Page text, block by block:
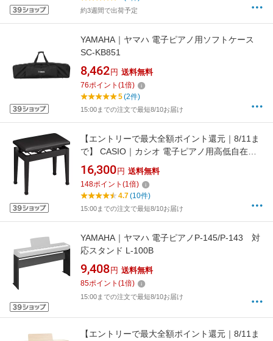
約3週間で出荷予定
YAMAHA｜ヤマハ 電子ピアノ用ソフトケース
SC-KB851
8,462 円 送料無料
76ポイント (1倍)
5(2件)
15:00までの注文で最短8/10お届け
【エントリーで最大全額ポイント還元｜8/11ま
で】 CASIO｜カシオ 電子ピアノ用高低自在イ
ス ブラック CB-30BK[CB30BK]
16,300 円 送料無料
148ポイント (1倍)
4.7(10件)
15:00までの注文で最短8/10お届け
YAMAHA｜ヤマハ 電子ピアノP-145/P-143 対
応スタンド L-100B
9,408 円 送料無料
85ポイント (1倍)
15:00までの注文で最短8/10お届け
【エントリーで最大全額ポイント還元｜8/11ま